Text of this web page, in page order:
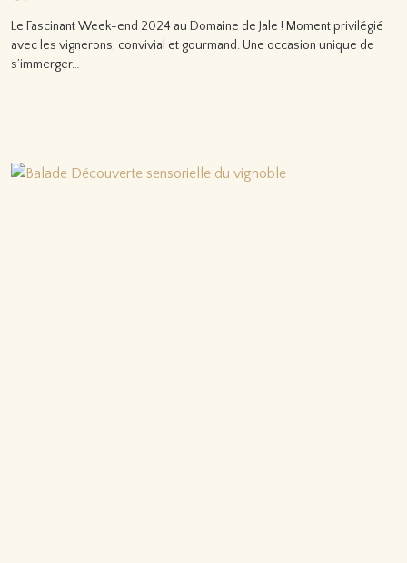
Le Fascinant Week-end 2024 au Domaine de Jale ! Moment privilégié
avec les vignerons, convivial et gourmand. Une occasion unique de
s’immerger…